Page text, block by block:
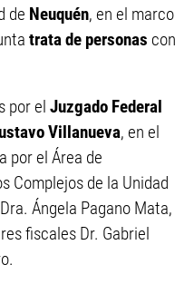
de Neuquén, en el marco
trata de personas con
por el Juzgado Federal
Villanueva, en el
por el Área de
Complejos de la Unidad
Ángela Pagano Mata,
fiscales Dr. Gabriel